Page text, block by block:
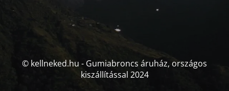
© kellneked.hu - Gumiabroncs áruház, országos
kiszállítással 2024